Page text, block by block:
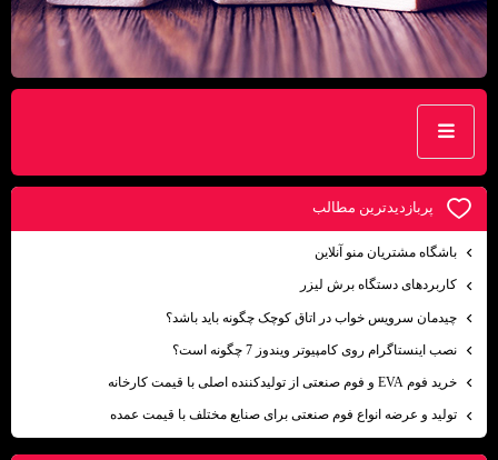
پربازديدترين مطالب
باشگاه مشتریان منو آنلاین
کاربردهای دستگاه برش لیزر
چیدمان سرویس خواب در اتاق کوچک چگونه باید باشد؟
نصب اینستاگرام روی کامپیوتر ویندوز 7 چگونه است؟
خرید فوم EVA و فوم صنعتی از تولیدکننده اصلی با قیمت کارخانه
تولید و عرضه انواع فوم صنعتی برای صنایع مختلف با قیمت عمده